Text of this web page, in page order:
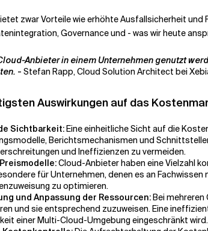
zwar Vorteile wie erhöhte Ausfallsicherheit
Governance und - was wir heute
Anbieter in einem Unternehmen genutzt
- Stefan Rapp, Cloud Solution Architect bei
Auswirkungen auf das
Sichtbarkeit:Eine einheitliche Sicht auf die
Berichtsmechanismen und
und Ineffizienzen zu vermeiden.
Cloud-Anbieter haben eine Vielzahl
für Unternehmen, denen es an
zu optimieren.
und Anpassung der Ressourcen:Bei
und sie entsprechend zuzuweisen. Eine
einer Multi-Cloud-Umgebung eingeschränkt wird.